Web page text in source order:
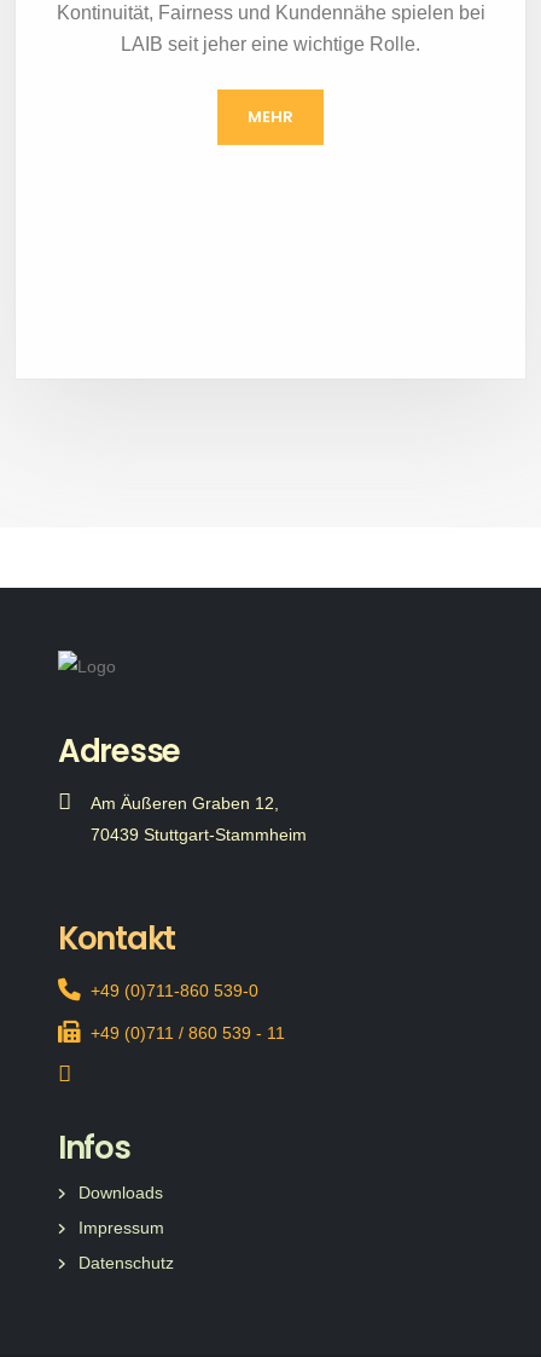
Kontinuität, Fairness und Kundennähe spielen bei
LAIB seit jeher eine wichtige Rolle.
MEHR
Adresse
Am Äußeren Graben 12,
70439 Stuttgart-Stammheim
Kontakt
+49 (0)711-860 539-0
+49 (0)711 / 860 539 - 11
Infos
Downloads
Impressum
Datenschutz